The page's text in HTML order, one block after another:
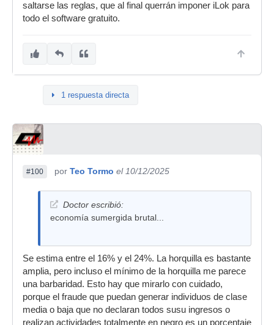
saltarse las reglas, que al final querrán imponer iLok para
todo el software gratuito.
1 respuesta directa
#100 por Teo Tormo el 10/12/2025
Doctor escribió:
economía sumergida brutal...
Se estima entre el 16% y el 24%. La horquilla es bastante
amplia, pero incluso el mínimo de la horquilla me parece
una barbaridad. Esto hay que mirarlo con cuidado,
porque el fraude que puedan generar individuos de clase
media o baja que no declaran todos susu ingresos o
realizan actividades totalmente en negro es un porcentaje